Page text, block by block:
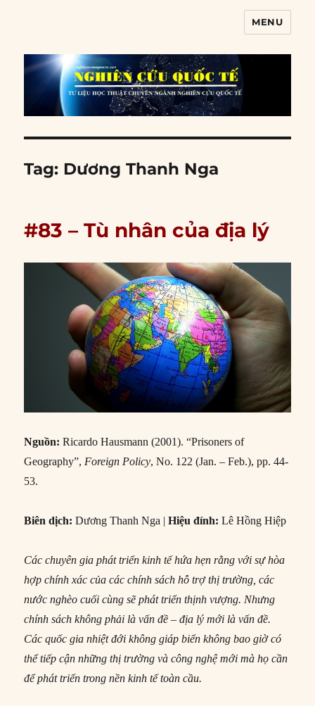
MENU
Tag: Dương Thanh Nga
#83 – Tù nhân của địa lý
Nguồn:Ricardo Hausmann (2001). “Prisoners of
Geography”,Foreign Policy, No. 122 (Jan. – Feb.), pp. 44-
53.
Biên dịch: Dương Thanh Nga |Hiệu đính: Lê Hồng Hiệp
Các chuyên gia phát triển kinh tế hứa hẹn rằng với sự hòa
hợp chính xác của các chính sách hỗ trợ thị trường, các
nước nghèo cuối cùng sẽ phát triển thịnh vượng. Nhưng
chính sách không phải là vấn đề – địa lý mới là vấn đề.
Các quốc gia nhiệt đới không giáp biển không bao giờ có
thể tiếp cận những thị trường và công nghệ mới mà họ cần
để phát triển trong nền kinh tế toàn cầu.